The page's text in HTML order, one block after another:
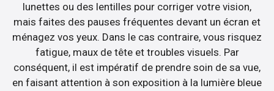
lunettes ou des lentilles pour corriger votre vision,
mais faites des pauses fréquentes devant un écran et
ménagez vos yeux. Dans le cas contraire, vous risquez
fatigue, maux de tête et troubles visuels. Par
conséquent, il est impératif de prendre soin de sa vue,
en faisant attention à son exposition à la lumière bleue